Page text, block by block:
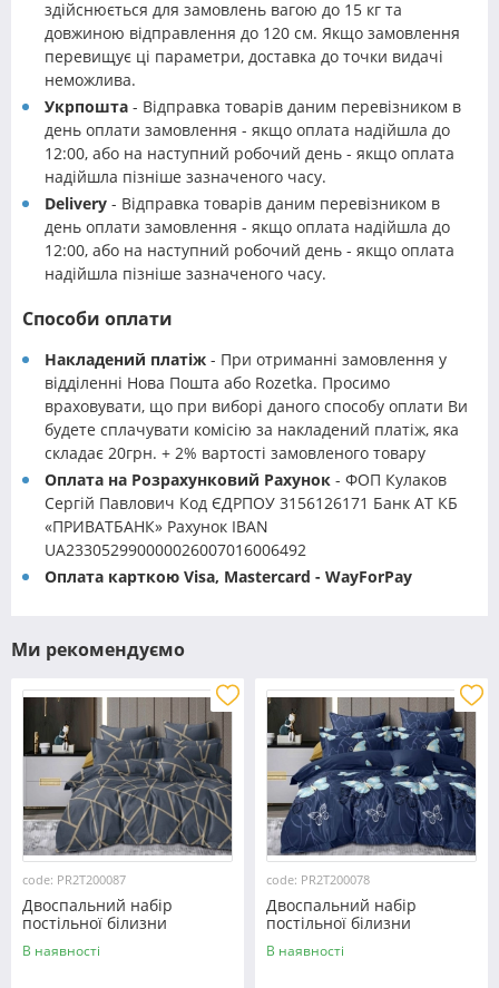
здійснюється для замовлень вагою до 15 кг та
довжиною відправлення до 120 см. Якщо замовлення
перевищує ці параметри, доставка до точки видачі
неможлива.
Укрпошта - Відправка товарів даним перевізником в
день оплати замовлення - якщо оплата надійшла до
12:00, або на наступний робочий день - якщо оплата
надійшла пізніше зазначеного часу.
Delivery - Відправка товарів даним перевізником в
день оплати замовлення - якщо оплата надійшла до
12:00, або на наступний робочий день - якщо оплата
надійшла пізніше зазначеного часу.
Способи оплати
Накладений платіж - При отриманні замовлення у
відділенні Нова Пошта або Rozetka. Просимо
враховувати, що при виборі даного способу оплати Ви
будете сплачувати комісію за накладений платіж, яка
складає 20грн. + 2% вартості замовленого товару
Оплата на Розрахунковий Рахунок - ФОП Кулаков
Сергій Павлович Код ЄДРПОУ 3156126171 Банк АТ КБ
«ПРИВАТБАНК» Рахунок IBAN
UA233052990000026007016006492
Оплата карткою Visa, Mastercard - WayForPay
Ми рекомендуємо
code: PR2T200087
Двоспальний набір
постільної білизни
180*220 із полікотону
№200087 Черешенька™
В наявності
code: PR2T200078
Двоспальний набір
постільної білизни
180*220 із полікотону
№200078 Черешенька™
В наявності